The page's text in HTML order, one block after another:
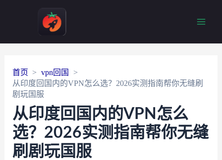
首页
vpn回国
从印度回国内的VPN怎么选？2026实测指南帮你无缝刷
剧玩国服
从印度回国内的VPN怎么
选？2026实测指南帮你无缝
刷剧玩国服